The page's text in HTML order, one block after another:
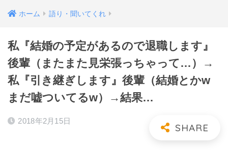
ホーム 語り・聞いてくれ
私『結婚の予定があるので退職します』
後輩（またまた見栄張っちゃって…）→
私『引き継ぎします』後輩（結婚とかw
まだ嘘ついてるw）→結果…
2018年2月15日